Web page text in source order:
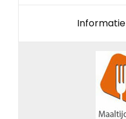
Informatie